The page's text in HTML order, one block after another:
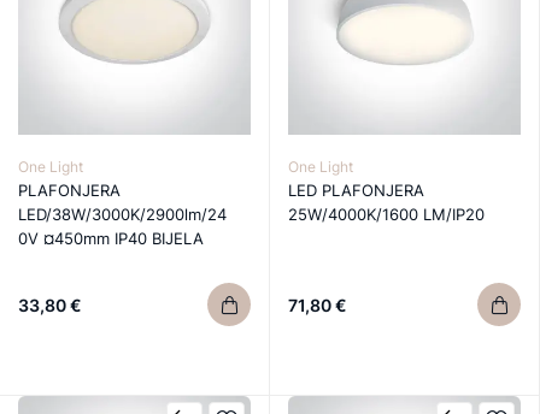
One Light
PLAFONJERA
LED/38W/3000K/2900lm/24
0V ¤450mm IP40 BIJELA
33,80 €
One Light
LED PLAFONJERA
25W/4000K/1600 LM/IP20
71,80 €